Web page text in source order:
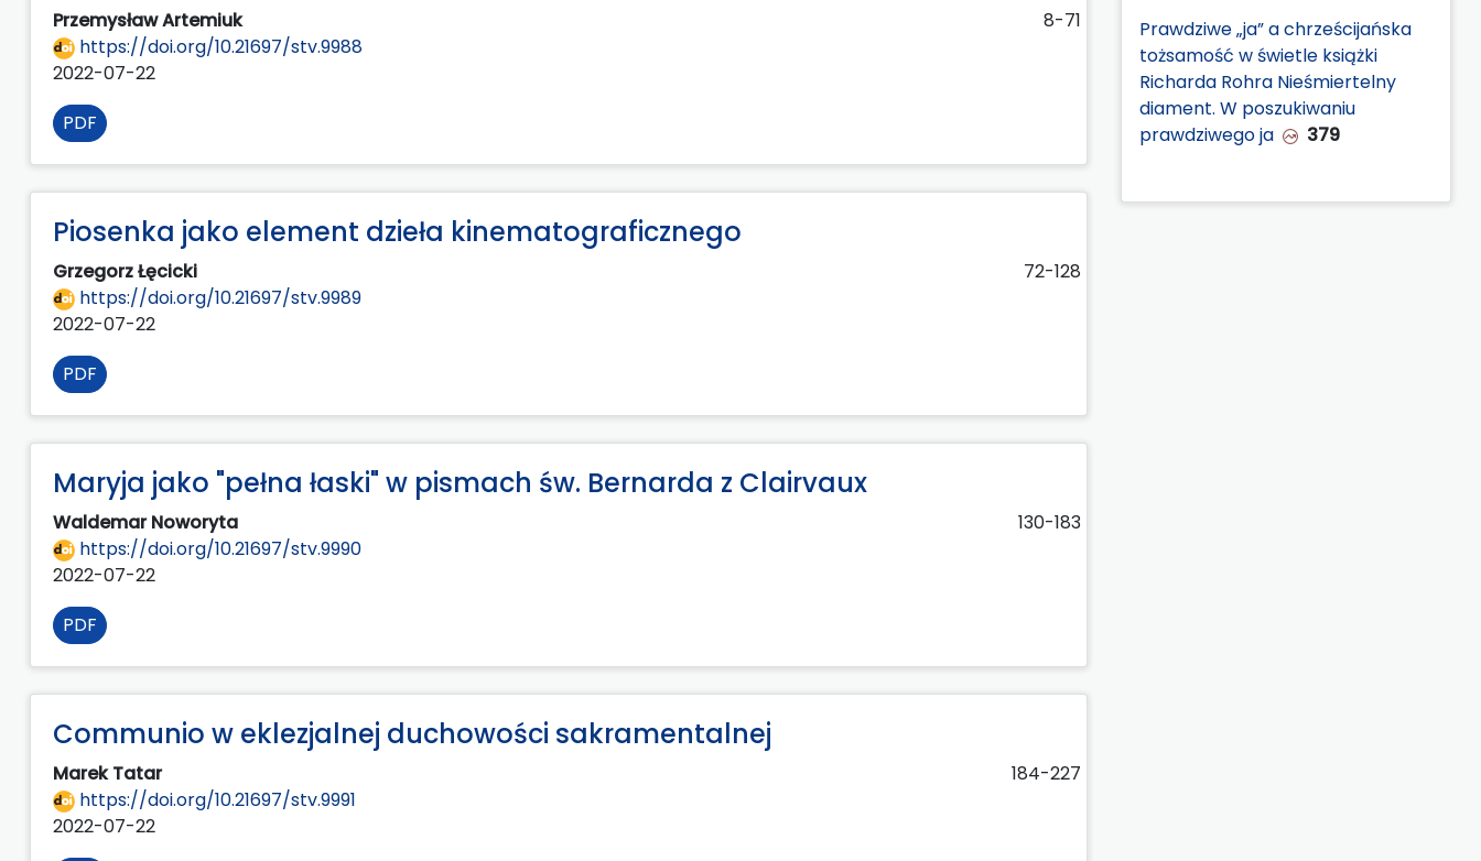
Przemysław Artemiuk
8-71
https://doi.org/10.21697/stv.9988
2022-07-22
PDF
Piosenka jako element dzieła kinematograficznego
Grzegorz Łęcicki
72-128
https://doi.org/10.21697/stv.9989
2022-07-22
PDF
Maryja jako "pełna łaski" w pismach św. Bernarda z Clairvaux
Waldemar Noworyta
130-183
https://doi.org/10.21697/stv.9990
2022-07-22
PDF
Communio w eklezjalnej duchowości sakramentalnej
Marek Tatar
184-227
https://doi.org/10.21697/stv.9991
2022-07-22
Prawdziwe „ja” a chrześcijańska
tożsamość w świetle książki
Richarda Rohra Nieśmiertelny
diament. W poszukiwaniu
prawdziwego ja
379